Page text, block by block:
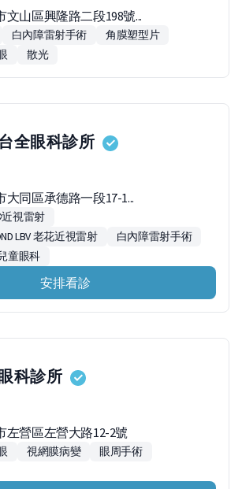
文山區興隆路二段198號...
白內障雷射手術
角膜塑型片
散光
全眼科診所
大同區承德路一段17-1...
近視雷射
LBV 老花近視雷射
白內障雷射手術
童眼科
安排看診
科診所
左營區左營大路12-2號
視網膜病變
眼周手術